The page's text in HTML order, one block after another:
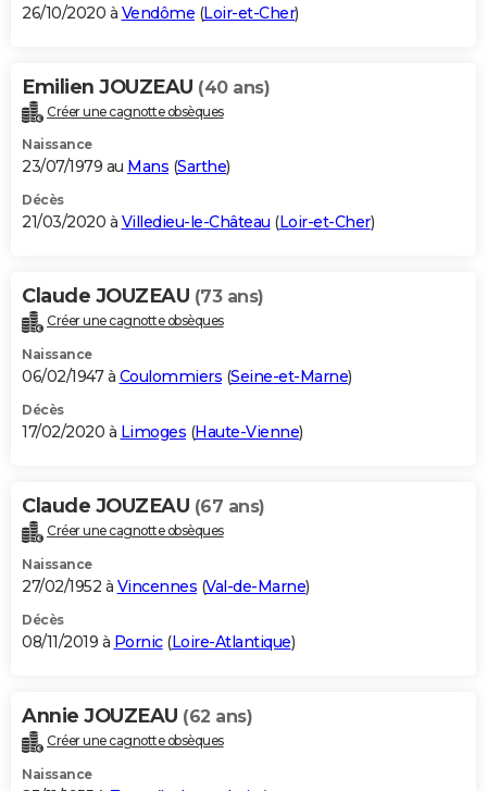
26/10/2020 à Vendôme (Loir-et-Cher)
Emilien JOUZEAU (40 ans)
Créer une cagnotte obsèques
Naissance
23/07/1979 au Mans (Sarthe)
Décès
21/03/2020 à Villedieu-le-Château (Loir-et-Cher)
Claude JOUZEAU (73 ans)
Créer une cagnotte obsèques
Naissance
06/02/1947 à Coulommiers (Seine-et-Marne)
Décès
17/02/2020 à Limoges (Haute-Vienne)
Claude JOUZEAU (67 ans)
Créer une cagnotte obsèques
Naissance
27/02/1952 à Vincennes (Val-de-Marne)
Décès
08/11/2019 à Pornic(Loire-Atlantique)
Annie JOUZEAU (62 ans)
Créer une cagnotte obsèques
Naissance